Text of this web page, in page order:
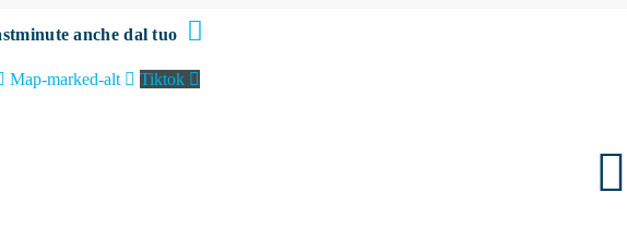
anche dal tuo
Map-marked-alt Tiktok